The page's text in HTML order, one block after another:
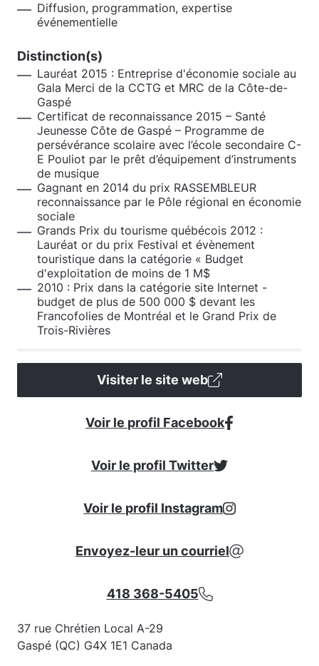
Diffusion, programmation, expertise
événementielle
Distinction(s)
Lauréat 2015 : Entreprise d'économie sociale au
Gala Merci de la CCTG et MRC de la Côte-de-
Gaspé
Certificat de reconnaissance 2015 – Santé
Jeunesse Côte de Gaspé – Programme de
persévérance scolaire avec l’école secondaire C-
E Pouliot par le prêt d’équipement d’instruments
de musique
Gagnant en 2014 du prix RASSEMBLEUR
reconnaissance par le Pôle régional en économie
sociale
Grands Prix du tourisme québécois 2012 :
Lauréat or du prix Festival et évènement
touristique dans la catégorie « Budget
d'exploitation de moins de 1 M$
2010 : Prix dans la catégorie site Internet -
budget de plus de 500 000 $ devant les
Francofolies de Montréal et le Grand Prix de
Trois-Rivières
Visiter le site web
Voir le profil Facebook
Voir le profil Twitter
Voir le profil Instagram
Envoyez-leur un courriel
418 368-5405
37 rue Chrétien Local A-29
Gaspé (QC) G4X 1E1 Canada